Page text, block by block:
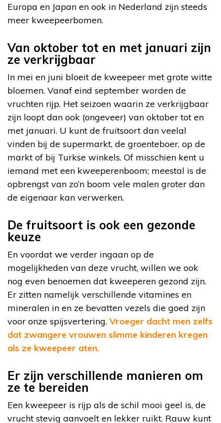
Europa en Japan en ook in Nederland zijn steeds
meer kweepeerbomen.
Van oktober tot en met januari zijn
ze verkrijgbaar
In mei en juni bloeit de kweepeer met grote witte
bloemen. Vanaf eind september worden de
vruchten rijp. Het seizoen waarin ze verkrijgbaar
zijn loopt dan ook (ongeveer) van oktober tot en
met januari. U kunt de fruitsoort dan veelal
vinden bij de supermarkt, de groenteboer, op de
markt of bij Turkse winkels. Of misschien kent u
iemand met een kweeperenboom; meestal is de
opbrengst van zo’n boom vele malen groter dan
de eigenaar kan verwerken.
De fruitsoort is ook een gezonde
keuze
En voordat we verder ingaan op de
mogelijkheden van deze vrucht, willen we ook
nog even benoemen dat kweeperen gezond zijn.
Er zitten namelijk verschillende vitamines en
mineralen in en ze bevatten vezels die goed zijn
voor onze spijsvertering. Vroeger dacht men zelfs
dat zwangere vrouwen slimme kinderen kregen
als ze kweepeer aten.
Er zijn verschillende manieren om
ze te bereiden
Een kweepeer is rijp als de schil mooi geel is, de
vrucht stevig aanvoelt en lekker ruikt. Rauw kunt